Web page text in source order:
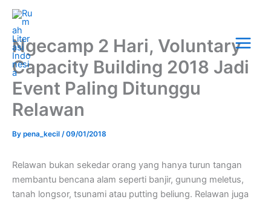
Skip
content
Menu
Ngecamp 2 Hari, Voluntary
Capacity Building 2018 Jadi
Event Paling Ditunggu
Relawan
By pena_kecil /09/01/2018
Relawan bukan sekedar orang yang hanya turun tangan
membantu bencana alam seperti banjir, gunung meletus,
tanah longsor, tsunami atau putting beliung. Relawan juga